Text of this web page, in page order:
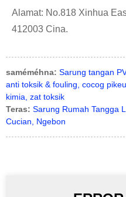
Alamat: No.818 Xinhua
412003 Cina.
saméméhna: Sarung tangan
anti toksik & fouling, cocog
kimia, zat toksik
Teras: Sarung Rumah Tangga
Cucian, Ngebon